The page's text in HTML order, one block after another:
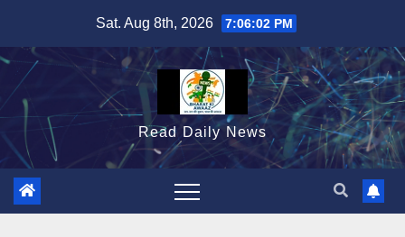
content
Sat. Aug 8th, 2026 7:06:04 PM
Read Daily News